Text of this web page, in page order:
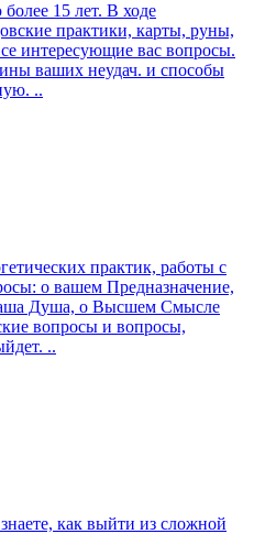
15 лет. В ходе
практики, карты, руны,
интересующие вас вопросы.
ваших неудач. и способы
..
практик, работы с
о вашем Предназначение,
Душа, о Высшем Смысле
вопросы и вопросы,
..
как выйти из сложной